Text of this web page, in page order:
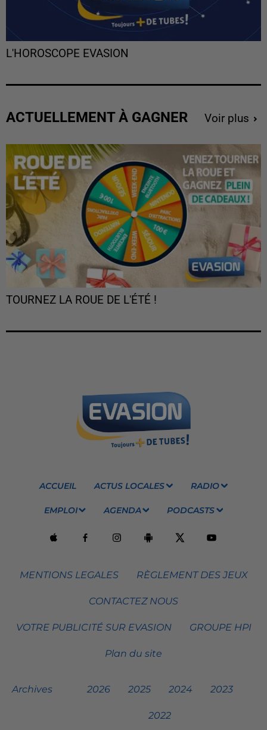
L'HOROSCOPE EVASION
ACTUELLEMENT À GAGNER Voir plus
TOURNEZ LA ROUE DE L'ÉTÉ !
ACCUEIL ACTUS LOCALES RADIO
EMPLOI AGENDA PODCASTS
MENTIONS LEGALES RÈGLEMENT DES JEUX
CONTACTEZ NOUS
VOTRE PUBLICITÉ SUR EVASION GROUPE HPI
Plan du site
Archives 2026 2025 2024 2023
2022